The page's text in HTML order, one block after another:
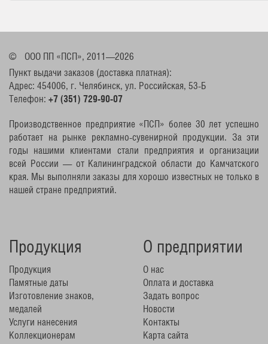
©
ООО ПП «ПСП», 2011—2026
Пункт выдачи заказов (доставка платная):
Адрес: 454006, г. Челябинск, ул. Российская, 53-Б
Телефон: +7 (351) 729-90-07
Производственное предприятие «ПСП» более 30 лет успешно
работает на рынке рекламно-сувенирной продукции. За эти
годы нашими клиентами стали предприятия и организации
всей России — от Калининградской области до Камчатского
края. Мы выполняли заказы для хорошо известных не только в
нашей стране предприятий.
Продукция
Продукция
Памятные даты
Изготовление знаков,
медалей
Услуги нанесения
Коллекционерам
О предприятии
О нас
Оплата и доставка
Задать вопрос
Новости
Контакты
Карта сайта